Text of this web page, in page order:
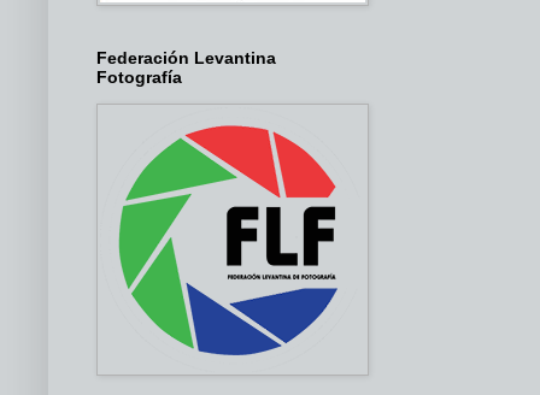
Federación Levantina
Fotografía